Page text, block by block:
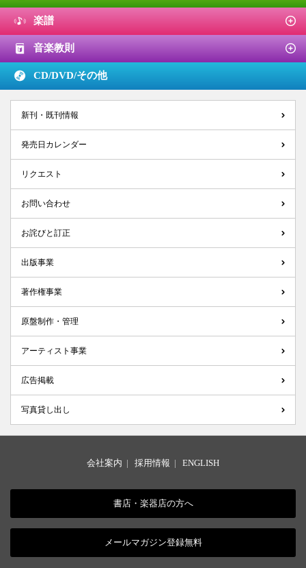
楽譜
音楽教則
CD/DVD/その他
新刊・既刊情報
発売日カレンダー
リクエスト
お問い合わせ
お詫びと訂正
出版事業
著作権事業
原盤制作・管理
アーティスト事業
広告掲載
写真貸し出し
会社案内 | 採用情報 | ENGLISH
書店・楽器店の方へ
メールマガジン登録無料